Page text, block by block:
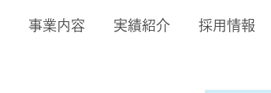
事業内容 実績紹介 採用情報